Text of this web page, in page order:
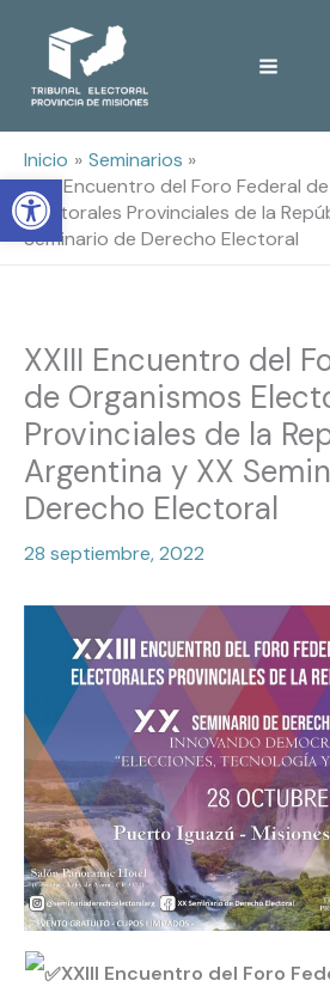
Open toolbar
Inicio
Seminarios
XXIII Encuentro del Foro Federal
Electorales Provinciales de la
Seminario de Derecho Electoral
XXIII Encuentro del
de Organismos
Provinciales de la
Argentina y XX
Derecho Electoral
28 septiembre, 2022
XXIII Encuentro del Foro